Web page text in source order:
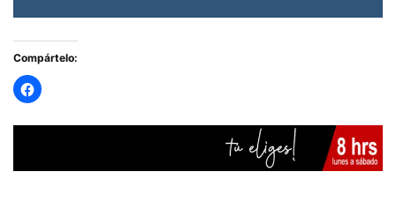
Compártelo: